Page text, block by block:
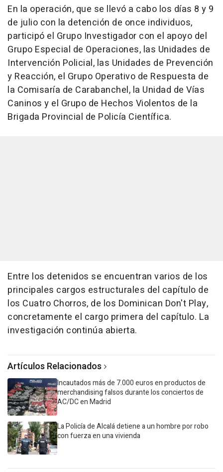
En la operación, que se llevó a cabo los días 8 y 9
de julio con la detención de once individuos,
participó el Grupo Investigador con el apoyo del
Grupo Especial de Operaciones, las Unidades de
Intervención Policial, las Unidades de Prevención
y Reacción, el Grupo Operativo de Respuesta de
la Comisaría de Carabanchel, la Unidad de Vías
Caninos y el Grupo de Hechos Violentos de la
Brigada Provincial de Policía Científica.
Entre los detenidos se encuentran varios de los
principales cargos estructurales del capítulo de
los Cuatro Chorros, de los Dominican Don't Play,
concretamente el cargo primera del capítulo. La
investigación continúa abierta.
Artículos Relacionados
Incautados más de 7.000 euros en productos de
merchandising falsos durante los conciertos de
AC/DC en Madrid
La Policía de Alcalá detiene a un hombre por robo
con fuerza en una vivienda